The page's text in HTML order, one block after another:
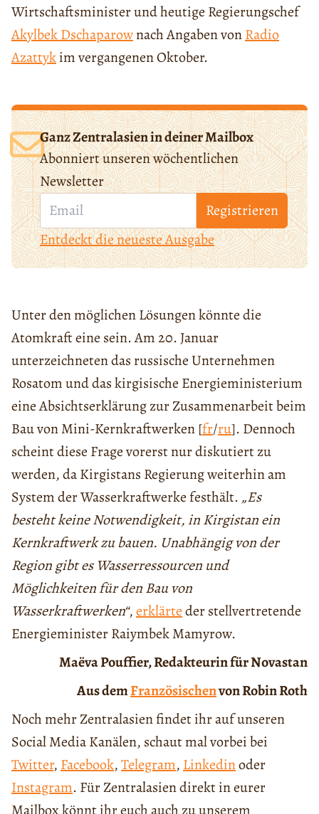
Wirtschaftsminister und heutige Regierungschef
Akylbek Dschaparownach Angaben vonRadio
Azattykim vergangenen Oktober.
Ganz Zentralasien in deiner Mailbox
Abonniert unseren wöchentlichen
Newsletter
Registrieren
Entdeckt die neueste Ausgabe
Unter den möglichen Lösungen könnte die
Atomkraft eine sein. Am 20. Januar
unterzeichneten das russische Unternehmen
Rosatom und das kirgisische Energieministerium
eine Absichtserklärung zur Zusammenarbeit beim
Bau von Mini-Kernkraftwerken [fr/ru]. Dennoch
scheint diese Frage vorerst nur diskutiert zu
werden, da Kirgistans Regierung weiterhin am
System der Wasserkraftwerke festhält. „Es
besteht keine Notwendigkeit, in Kirgistan ein
Kernkraftwerk zu bauen. Unabhängig von der
Region gibt es Wasserressourcen und
Möglichkeiten für den Bau von
Wasserkraftwerken“,erklärteder stellvertretende
Energieminister Raiymbek Mamyrow.
Maëva Pouffier, Redakteurin für Novastan
Aus demFranzösischenvon Robin Roth
Noch mehr Zentralasien findet ihr auf unseren
Social Media Kanälen, schaut mal vorbei bei
Twitter, Facebook,Telegram, Linkedinoder
Instagram. Für Zentralasien direkt in eurer